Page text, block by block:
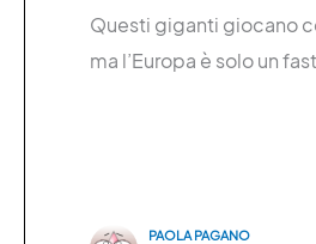
Questi giganti giocano
ma l’Europa è solo un
PAOLA PAGANO